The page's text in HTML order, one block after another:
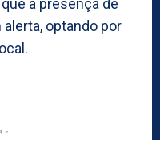
a presença de
optando por
-